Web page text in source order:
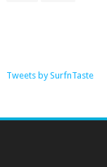
Tweets by SurfnTaste